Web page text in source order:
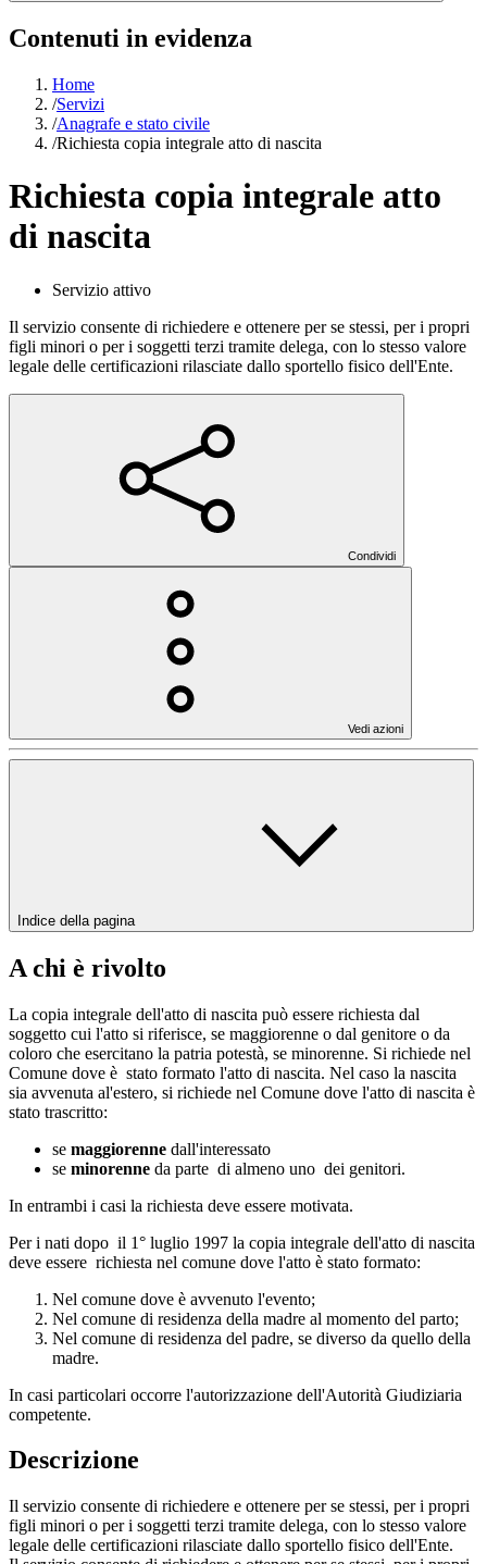
Contenuti in evidenza
Home
/Servizi
/Anagrafe e stato civile
/Richiesta copia integrale atto di nascita
Richiesta copia integrale atto
di nascita
Servizio attivo
Il servizio consente di richiedere e ottenere per se stessi, per i propri
figli minori o per i soggetti terzi tramite delega, con lo stesso valore
legale delle certificazioni rilasciate dallo sportello fisico dell'Ente.
Condividi
Vedi azioni
Indice della pagina
A chi è rivolto
La copia integrale dell'atto di nascita può essere richiesta dal
soggetto cui l'atto si riferisce, se maggiorenne o dal genitore o da
coloro che esercitano la patria potestà, se minorenne. Si richiede nel
Comune dove è stato formato l'atto di nascita. Nel caso la nascita
sia avvenuta al'estero, si richiede nel Comune dove l'atto di nascita è
stato trascritto:
se maggiorenne dall'interessato
se minorenne da parte di almeno uno dei genitori.
In entrambi i casi la richiesta deve essere motivata.
Per i nati dopo il 1° luglio 1997 la copia integrale dell'atto di nascita
deve essere richiesta nel comune dove l'atto è stato formato:
Nel comune dove è avvenuto l'evento;
Nel comune di residenza della madre al momento del parto;
Nel comune di residenza del padre, se diverso da quello della
madre.
In casi particolari occorre l'autorizzazione dell'Autorità Giudiziaria
competente.
Descrizione
Il servizio consente di richiedere e ottenere per se stessi, per i propri
figli minori o per i soggetti terzi tramite delega, con lo stesso valore
legale delle certificazioni rilasciate dallo sportello fisico dell'Ente.